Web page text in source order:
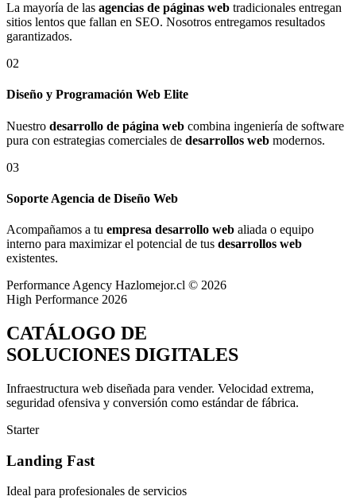
La mayoría de las agencias de páginas web tradicionales entregan
sitios lentos que fallan en SEO. Nosotros entregamos resultados
garantizados.
02
Diseño y Programación Web Elite
Nuestro desarrollo de página web combina ingeniería de software
pura con estrategias comerciales de desarrollos web modernos.
03
Soporte Agencia de Diseño Web
Acompañamos a tu empresa desarrollo web aliada o equipo
interno para maximizar el potencial de tus desarrollos web
existentes.
Performance Agency Hazlomejor.cl © 2026
High Performance 2026
CATÁLOGO DE
SOLUCIONES DIGITALES
Infraestructura web diseñada para vender. Velocidad extrema,
seguridad ofensiva y conversión como estándar de fábrica.
Starter
Landing Fast
Ideal para profesionales de servicios